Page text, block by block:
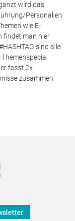
wird das
Personalien
wie E-
findet man hier
sind alle
fasst 2x
zusammen.